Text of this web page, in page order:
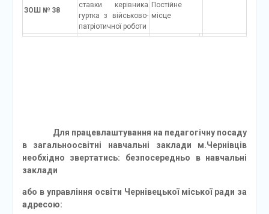
ЗОШ № 38
ставки керівника
гуртка з військово-
патріотичної роботи
Постійне
місце
Для працевлаштування на педагогічну посаду
в загальноосвітні навчальні заклади м.Чернівців
необхідно звертатись: безпосередньо в навчальні
заклади
або в управління освіти Чернівецької міської ради за
адресою: